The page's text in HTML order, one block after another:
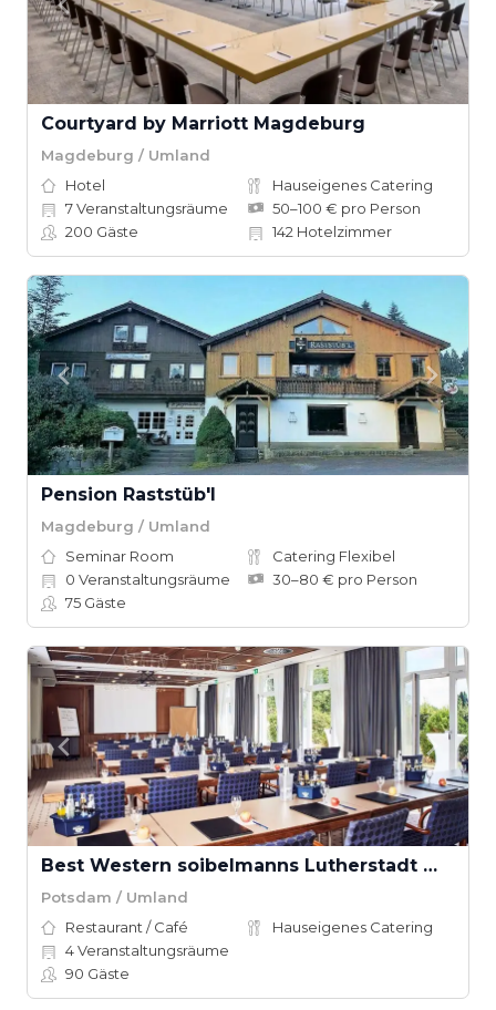
Courtyard by Marriott Magdeburg
Magdeburg / Umland
Hotel
Hauseigenes Catering
7Veranstaltungsräume
50–100 € pro Person
200 Gäste 142 Hotelzimmer
Pension Raststüb'l
Magdeburg / Umland
Seminar Room
Catering Flexibel
0 Veranstaltungsräume
30–80 € pro Person
75 Gäste
Best Western soibelmanns Lutherstadt Wittenberg
Potsdam / Umland
Restaurant / Café
Hauseigenes Catering
4Veranstaltungsräume
90 Gäste